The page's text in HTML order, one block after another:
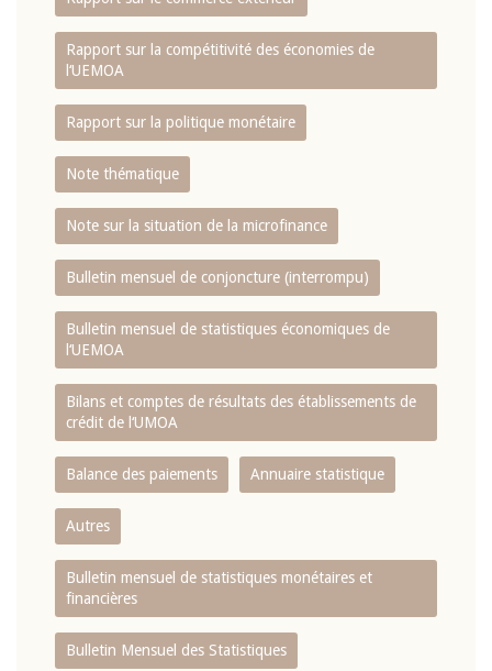
Rapport sur la compétitivité des économies de
l‘UEMOA
Rapport sur la politique monétaire
Note thématique
Note sur la situation de la microfinance
Bulletin mensuel de conjoncture (interrompu)
Bulletin mensuel de statistiques économiques de
l‘UEMOA
Bilans et comptes de résultats des établissements de
crédit de l‘UMOA
Balance des paiements Annuaire statistique
Autres
Bulletin mensuel de statistiques monétaires et
financières
Bulletin Mensuel des Statistiques